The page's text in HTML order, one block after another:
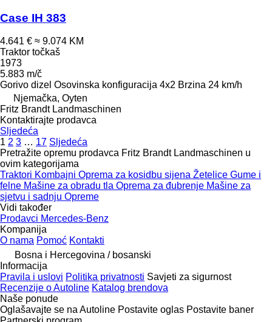
Case IH 383
4.641 € ≈ 9.074 KM
Traktor točkaš
1973
5.883 m/č
Gorivo dizel Osovinska konfiguracija 4x2 Brzina 24 km/h
Njemačka, Oyten
Fritz Brandt Landmaschinen
Kontaktirajte prodavca
Sljedeća
1 2 3 … 17 Sljedeća
Pretražite opremu prodavca Fritz Brandt Landmaschinen u
ovim kategorijama
Traktori Kombajni Oprema za kosidbu sijena Žetelice Gume i
felne Mašine za obradu tla Oprema za đubrenje Mašine za
sjetvu i sadnju Opreme
Vidi također
Prodavci Mercedes-Benz
Kompanija
O nama Pomoć Kontakti
Bosna i Hercegovina / bosanski
Informacija
Pravila i uslovi Politika privatnosti Savjeti za sigurnost
Recenzije o Autoline Katalog brendova
Naše ponude
Oglašavajte se na Autoline Postavite oglas Postavite baner